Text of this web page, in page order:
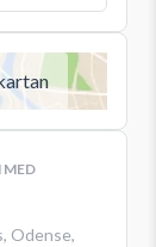
MED
, Odense,